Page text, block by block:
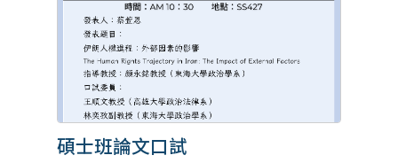
碩士班論文口試